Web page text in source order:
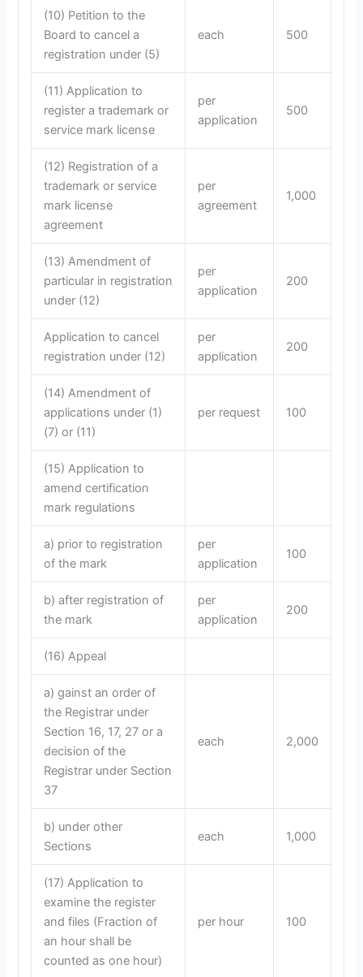
(10) Petition to the
Board to cancel a
registration under (5)
each 500
(11) Application to
register a trademark or
service mark license
per
application
500
(12) Registration of a
trademark or service
mark license
agreement
per
agreement
1,000
(13) Amendment of
particular in registration
under (12)
per
application
200
Application to cancel
registration under (12)
per
application
200
(14) Amendment of
applications under (1)
(7) or (11)
per request 100
(15) Application to
amend certification
mark regulations
a) prior to registration
of the mark
per
application
100
b) after registration of
the mark
per
application
200
(16) Appeal
a) gainst an order of
the Registrar under
Section 16, 17, 27 or a
decision of the
Registrar under Section
37
each 2,000
b) under other
Sections
each 1,000
(17) Application to
examine the register
and files (Fraction of
an hour shall be
counted as one hour)
per hour 100